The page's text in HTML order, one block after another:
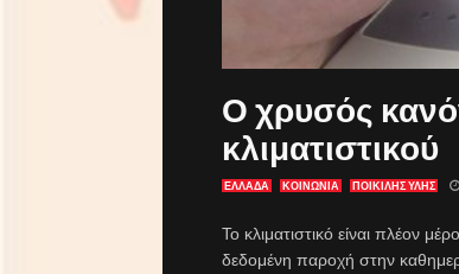
Ο χρυσός
κλιματιστικού
ΕΛΛΑΔΑ ΚΟΙΝΩΝΙΑ ΠΟΙΚΙΛΗΣ ΥΛΗΣ
Το κλιματιστικό είναι πλέον
δεδομένη παροχή στην